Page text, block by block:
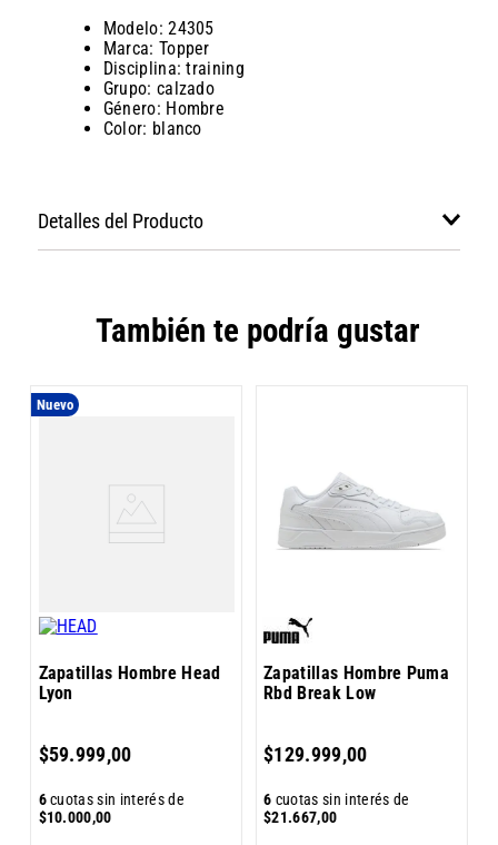
Modelo: 24305
Marca: Topper
Disciplina: training
Grupo: calzado
Género: Hombre
Color: blanco
Detalles del Producto
También te podría gustar
Nuevo
Zapatillas Hombre Head
Lyon
$59.999,00
6cuotas sin interés de
$10.000,00
Zapatillas Hombre Puma
Rbd Break Low
$129.999,00
6 cuotas sin interés de
$21.667,00